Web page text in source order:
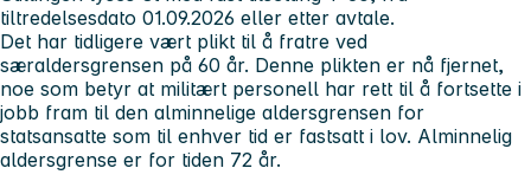
tiltredelsesdato 01.09.2026 eller etter avtale.
Det har tidligere vært plikt til å fratre ved
særaldersgrensen på 60 år. Denne plikten er nå fjernet,
noe som betyr at militært personell har rett til å fortsette i
jobb fram til den alminnelige aldersgrensen for
statsansatte som til enhver tid er fastsatt i lov. Alminnelig
aldersgrense er for tiden 72 år.